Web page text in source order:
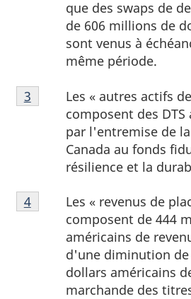
que des swaps de
de 606 millions de
sont venus à
même période.
Note
de
Les « autres actifs
composent des DTS
par l'entremise de
Canada au fonds
résilience et la
Retour à la référence de la
3
Note
de
Les « revenus de
composent de 444
américains de
d'une diminution
dollars américains
marchande des
Retour à la référence de la
4